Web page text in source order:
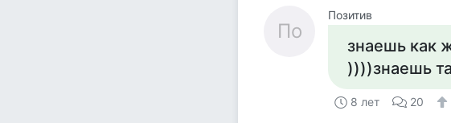
По
Позитив
знаешь как
))))знаешь
8 лет 20